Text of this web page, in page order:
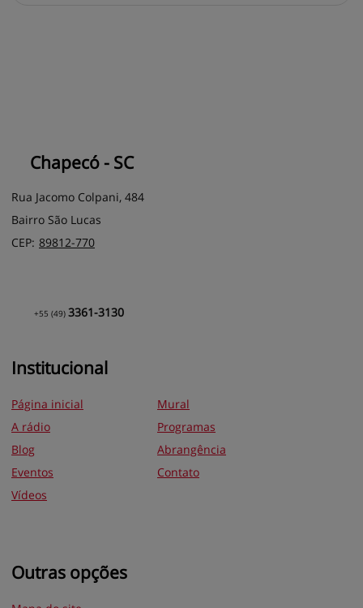
Chapecó - SC
Rua Jacomo Colpani, 484
Bairro São Lucas
CEP: 89812-770
+55 (49) 3361-3130
Institucional
Página inicial
A rádio
Blog
Eventos
Vídeos
Mural
Programas
Abrangência
Contato
Outras opções